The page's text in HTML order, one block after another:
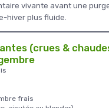
vivante avant une
hiver plus fluide.
(crues &
frais